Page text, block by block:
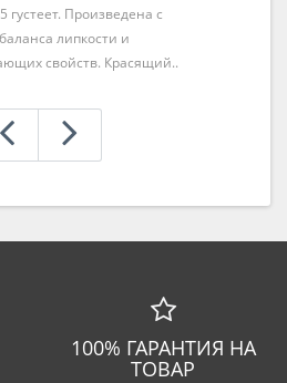
густеет. Произведена с
липкости и
свойств. Красящий..
100% ГАРАНТИЯ НА
ТОВАР